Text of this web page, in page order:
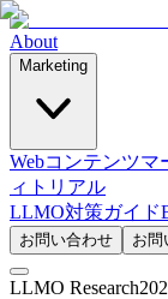
About
Marketing
Webコンテンツマ
ィトリアル
LLMO対策ガイド
お問い合わせ お問
LLMO Research